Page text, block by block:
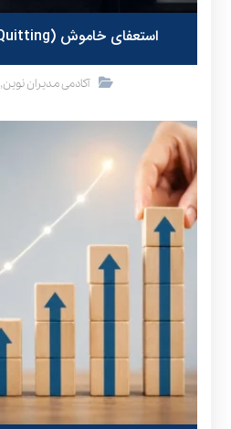
استعفای خاموش (Quiet Quitting) چیست؟
آکادمی مدیران نوین,